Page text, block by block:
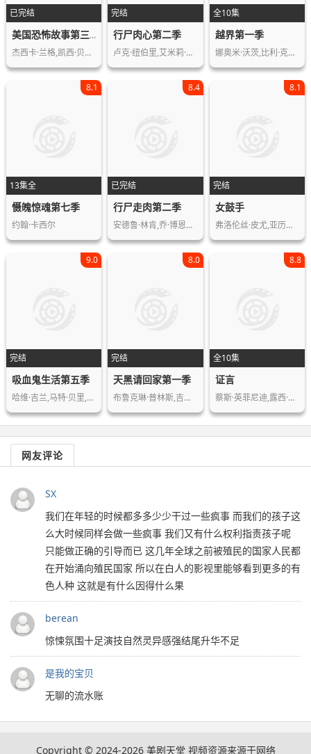
已完结
美国恐怖故事第三季
杰西卡·兰格,凯西·贝茨,莉莉·拉贝,…
完结
行尸肉心第二季
卢克·纽伯里,艾米莉·贝文,哈丽特·肯…
全10集
越界第一季
娜奥米·沃茨,比利·克鲁德普,索菲·库…
13集全
8.1
慑魄惊魂第七季
约翰·卡西尔
已完结
8.4
行尸走肉第二季
安德鲁·林肯,乔·博恩瑟,莎拉·韦恩·…
完结
8.1
女鼓手
弗洛伦丝·皮尤,亚历山大·斯卡斯加德…
完结
9.0
吸血鬼生活第五季
哈维·吉兰,马特·贝里,凯万·诺瓦克,…
完结
8.0
天黑请回家第一季
布鲁克琳·普林斯,吉姆·斯特吉斯,米拉…
全10集
8.8
证言
蔡斯·英菲尼迪,露西·哈利迪,安·唐德…
网友评论
SX
我们在年轻的时候都多多少少干过一些疯事 而我们的孩子这
么大时候同样会做一些疯事 我们又有什么权利指责孩子呢
只能做正确的引导而已 这几年全球之前被殖民的国家人民都
在开始涌向殖民国家 所以在白人的影视里能够看到更多的有
色人种 这就是有什么因得什么果
berean
惊悚氛围十足演技自然灵异感强结尾升华不足
是我的宝贝
无聊的流水账
Copyright © 2024-2026 美剧天堂 视频资源来源于网络